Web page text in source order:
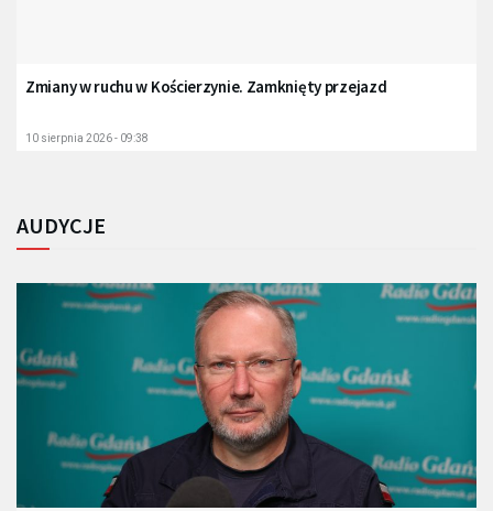
Zmiany w ruchu w Kościerzynie. Zamknięty przejazd
10 sierpnia 2026 - 09:38
AUDYCJE